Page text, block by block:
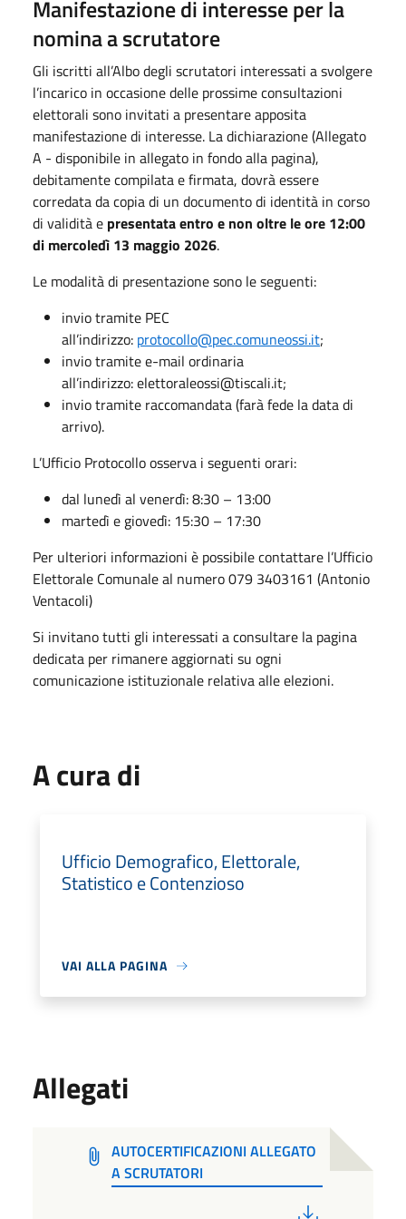
Manifestazione di interesse per la
nomina a scrutatore
Gli iscritti all’Albo degli scrutatori interessati a svolgere
l’incarico in occasione delle prossime consultazioni
elettorali sono invitati a presentare apposita
manifestazione di interesse. La dichiarazione (Allegato
A - disponibile in allegato in fondo alla pagina),
debitamente compilata e firmata, dovrà essere
corredata da copia di un documento di identità in corso
di validità e presentata entro e non oltre le ore 12:00
di mercoledì 13 maggio 2026.
Le modalità di presentazione sono le seguenti:
invio tramite PEC
all’indirizzo: protocollo@pec.comuneossi.it;
invio tramite e-mail ordinaria
all’indirizzo:elettoraleossi@tiscali.it;
invio tramite raccomandata (farà fede la data di
arrivo).
L’Ufficio Protocollo osserva i seguenti orari:
dal lunedì al venerdì: 8:30 – 13:00
martedì e giovedì: 15:30 – 17:30
Per ulteriori informazioni è possibile contattare l’Ufficio
Elettorale Comunale al numero 079 3403161 (Antonio
Ventacoli)
Si invitano tutti gli interessati a consultare la pagina
dedicata per rimanere aggiornati su ogni
comunicazione istituzionale relativa alle elezioni.
A cura di
Ufficio Demografico, Elettorale,
Statistico e Contenzioso
VAI ALLA PAGINA
Allegati
AUTOCERTIFICAZIONI ALLEGATO
A SCRUTATORI